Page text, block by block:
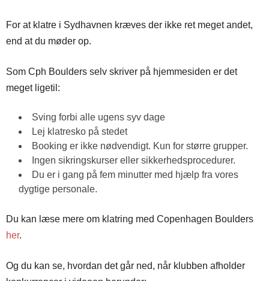
For at klatre i Sydhavnen kræves der ikke ret meget andet,
end at du møder op.
Som Cph Boulders selv skriver på hjemmesiden er det
meget ligetil:
Sving forbi alle ugens syv dage
Lej klatresko på stedet
Booking er ikke nødvendigt. Kun for større grupper.
Ingen sikringskurser eller sikkerhedsprocedurer.
Du er i gang på fem minutter med hjælp fra vores
dygtige personale.
Du kan læse mere om klatring med Copenhagen Boulders
her.
Og du kan se, hvordan det går ned, når klubben afholder